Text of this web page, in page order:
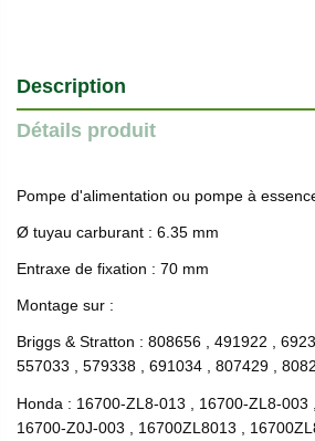
Description
Détails produit
Pompe d'alimentation ou pompe à
Ø tuyau carburant : 6.35 mm
Entraxe de fixation : 70 mm
Montage sur :
Briggs & Stratton : 808656 , 491922 ,
557033 , 579338 , 691034 , 807429 ,
Honda : 16700-ZL8-013 , 16700-ZL8-003
16700-Z0J-003 , 16700ZL8013 ,